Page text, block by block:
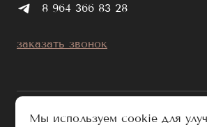
8 964 366 83 28
заказать звонок
Мы используем cookie для